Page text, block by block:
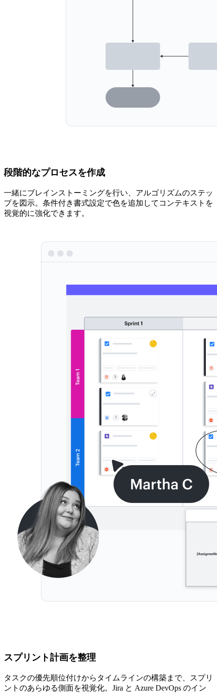
段階的なプロセスを作成
一緒にブレインストーミングを行い、アルゴリズムのステッ
プを図示。条件付き書式設定で色を追加してコンテキストを
視覚的に強化できます。
スプリント計画を整理
タスクの優先順位付けからタイムラインの構築まで、スプリ
ントのあらゆる側面を視覚化。Jira と Azure DevOps のイン